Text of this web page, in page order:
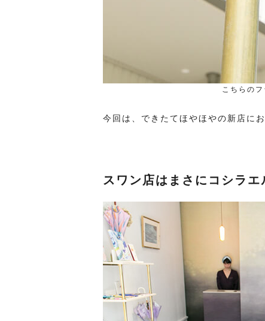
こちらの
今回は、できたてほやほやの新店に
スワン店はまさにコシラエ